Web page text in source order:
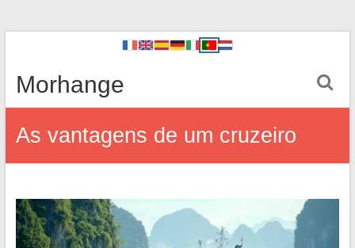
Morhange
As vantagens de um cruzeiro